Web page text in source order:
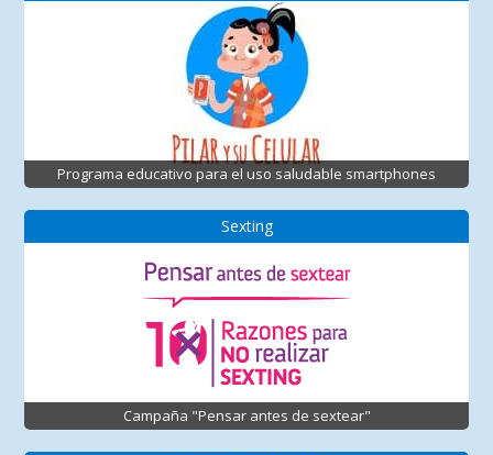
Programa educativo para el uso saludable smartphones
Sexting
Campaña "Pensar antes de sextear"